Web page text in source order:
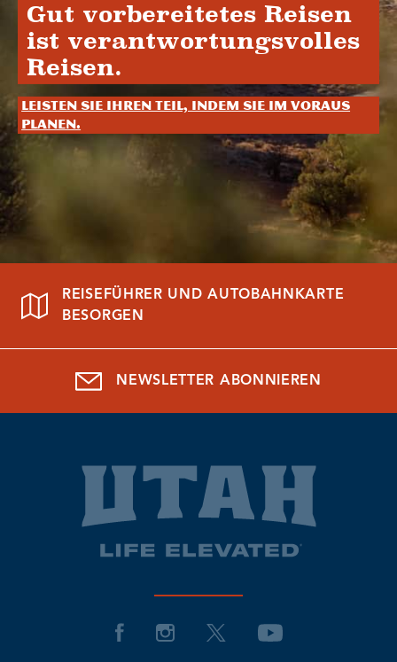
Gut vorbereitetes Reisen
ist verantwortungsvolles
Reisen.
Leisten Sie Ihren Teil, indem Sie im Voraus
planen.
REISEFÜHRER UND AUTOBAHNKARTE
BESORGEN
NEWSLETTER ABONNIEREN